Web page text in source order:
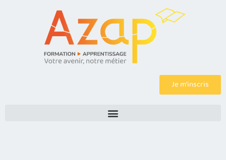
Je m’inscris